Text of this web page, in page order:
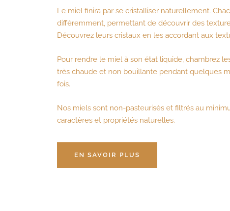
Le miel finira par se cristalliser naturellement.
différemment, permettant de découvrir des
Découvrez leurs cristaux en les accordant aux
Pour rendre le miel à son état liquide, chambrez
très chaude et non bouillante pendant quelques
fois.
Nos miels sont non-pasteurisés et filtrés au
caractères et propriétés naturelles.
EN SAVOIR PLUS